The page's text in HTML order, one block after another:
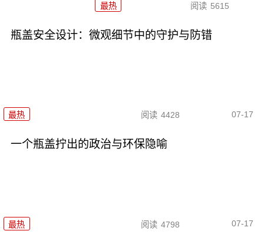
最热 阅读 5615
瓶盖安全设计：微观细节中的守护与防错
最热 阅读 4428 07-17
一个瓶盖拧出的政治与环保隐喻
最热 阅读 4798 07-17